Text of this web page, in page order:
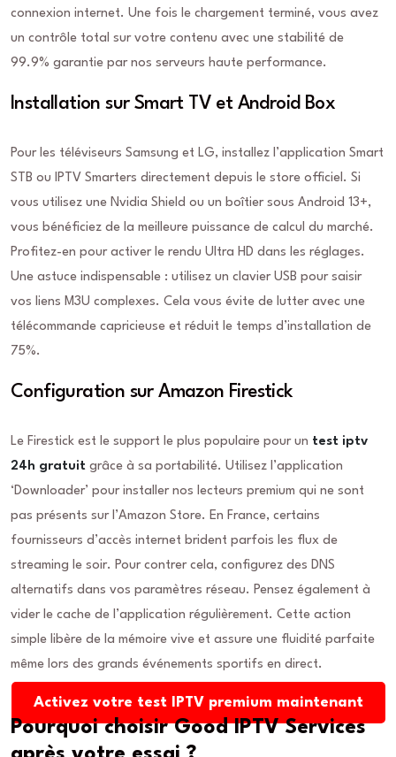
connexion internet. Une fois le chargement terminé, vous avez
un contrôle total sur votre contenu avec une stabilité de
99.9% garantie par nos serveurs haute performance.
Installation sur Smart TV et Android Box
Pour les téléviseurs Samsung et LG, installez l’application Smart
STB ou IPTV Smarters directement depuis le store officiel. Si
vous utilisez une Nvidia Shield ou un boîtier sous Android 13+,
vous bénéficiez de la meilleure puissance de calcul du marché.
Profitez-en pour activer le rendu Ultra HD dans les réglages.
Une astuce indispensable : utilisez un clavier USB pour saisir
vos liens M3U complexes. Cela vous évite de lutter avec une
télécommande capricieuse et réduit le temps d’installation de
75%.
Configuration sur Amazon Firestick
Le Firestick est le support le plus populaire pour un test iptv
24h gratuit grâce à sa portabilité. Utilisez l’application
‘Downloader’ pour installer nos lecteurs premium qui ne sont
pas présents sur l’Amazon Store. En France, certains
fournisseurs d’accès internet brident parfois les flux de
streaming le soir. Pour contrer cela, configurez des DNS
alternatifs dans vos paramètres réseau. Pensez également à
vider le cache de l’application régulièrement. Cette action
simple libère de la mémoire vive et assure une fluidité parfaite
même lors des grands événements sportifs en direct.
Activez votre test IPTV premium maintenant
Pourquoi choisir Good IPTV Services